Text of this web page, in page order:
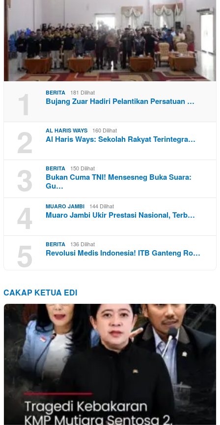
1 BERITA 181 Dilihat
Bujang Zuar Hadiri Pelantikan Persatuan …
2 AL HARIS WAYS 160 Dilihat
Al Haris Ways: Sekolah Rakyat Terintegra…
3 BERITA 150 Dilihat
Bukan Cuma TNI! Mensesneg Buka Suara:
Gu…
4 MUARO JAMBI 144 Dilihat
Muaro Jambi Ukir Prestasi Nasional, Terb…
5 BERITA 136 Dilihat
Revolusi Medis Indonesia! ITB Ganteng Ro…
CAKAP KETUA EDI